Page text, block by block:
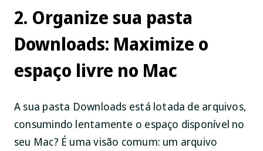
2. Organize sua pasta
Downloads: Maximize o
espaço livre no Mac
A sua pasta Downloads está lotada de arquivos,
consumindo lentamente o espaço disponível no
seu Mac? É uma visão comum: um arquivo